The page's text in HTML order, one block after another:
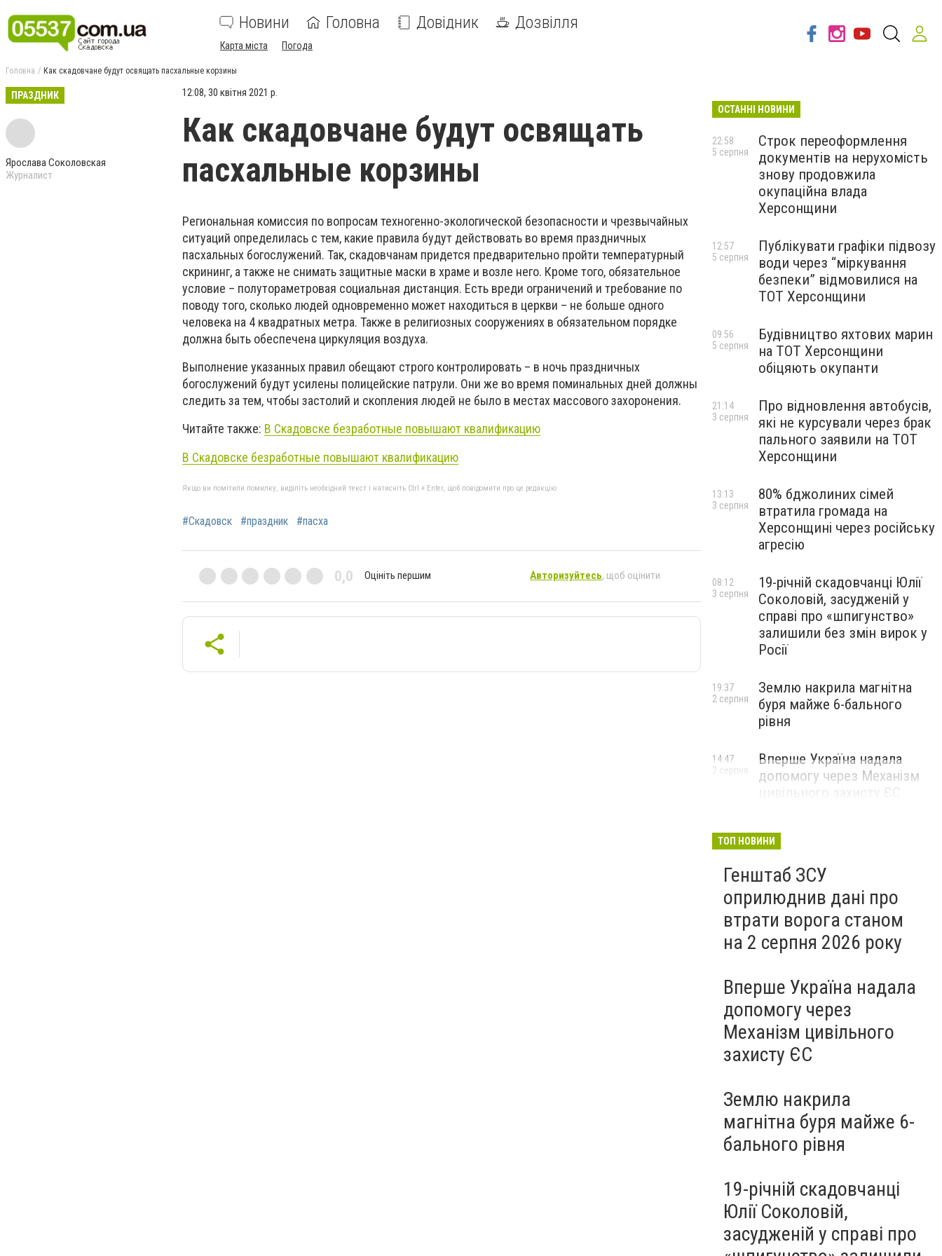
Новини Головна Довідник Дозвілля
Карта міста Погода
Головна Как скадовчане будут освящать пасхальные корзины
ПРАЗДНИК
Ярослава Соколовская
Журналист
12:08, 30 квітня 2021 р.
Как скадовчане будут освящать
пасхальные корзины
Региональная комиссия по вопросам техногенно-экологической безопасности и чрезвычайных
ситуаций определилась с тем, какие правила будут действовать во время праздничных
пасхальных богослужений. Так, скадовчанам придется предварительно пройти температурный
скрининг, а также не снимать защитные маски в храме и возле него. Кроме того, обязательное
условие – полутораметровая социальная дистанция. Есть вреди ограничений и требование по
поводу того, сколько людей одновременно может находиться в церкви – не больше одного
человека на 4 квадратных метра. Также в религиозных сооружениях в обязательном порядке
должна быть обеспечена циркуляция воздуха.
Выполнение указанных правил обещают строго контролировать – в ночь праздничных
богослужений будут усилены полицейские патрули. Они же во время поминальных дней должны
следить за тем, чтобы застолий и скопления людей не было в местах массового захоронения.
Читайте также: В Скадовске безработные повышают квалификацию
В Скадовске безработные повышают квалификацию
Якщо ви помітили помилку, виділіть необхідний текст і натисніть Ctrl + Enter, щоб повідомити про це редакцію
#Скадовск #праздник #пасха
0,0 Оцініть першим Авторизуйтесь, щоб оцінити
ОСТАННІ НОВИНИ
Строк переоформлення
документів на нерухомість
знову продовжила
окупаційна влада
Херсонщини
22:58
5 серпня
Публікувати графіки підвозу
води через “міркування
безпеки” відмовилися на
ТОТ Херсонщини
12:57
5 серпня
Будівництво яхтових марин
на ТОТ Херсонщини
обіцяють окупанти
09:56
5 серпня
Про відновлення автобусів,
які не курсували через брак
пального заявили на ТОТ
Херсонщини
21:14
3 серпня
80% бджолиних сімей
втратила громада на
Херсонщині через російську
агресію
13:13
3 серпня
19-річній скадовчанці Юлії
Соколовій, засудженій у
справі про «шпигунство»
залишили без змін вирок у
Росії
08:12
3 серпня
Землю накрила магнітна
буря майже 6-бального
рівня
19:37
2 серпня
Вперше Україна надала
допомогу через Механізм
цивільного захисту ЄС
14:47
2 серпня
ТОП НОВИНИ
Генштаб ЗСУ
оприлюднив дані про
втрати ворога станом
на 2 серпня 2026 року
Вперше Україна надала
допомогу через
Механізм цивільного
захисту ЄС
Землю накрила
магнітна буря майже 6-
бального рівня
19-річній скадовчанці
Юлії Соколовій,
засудженій у справі про